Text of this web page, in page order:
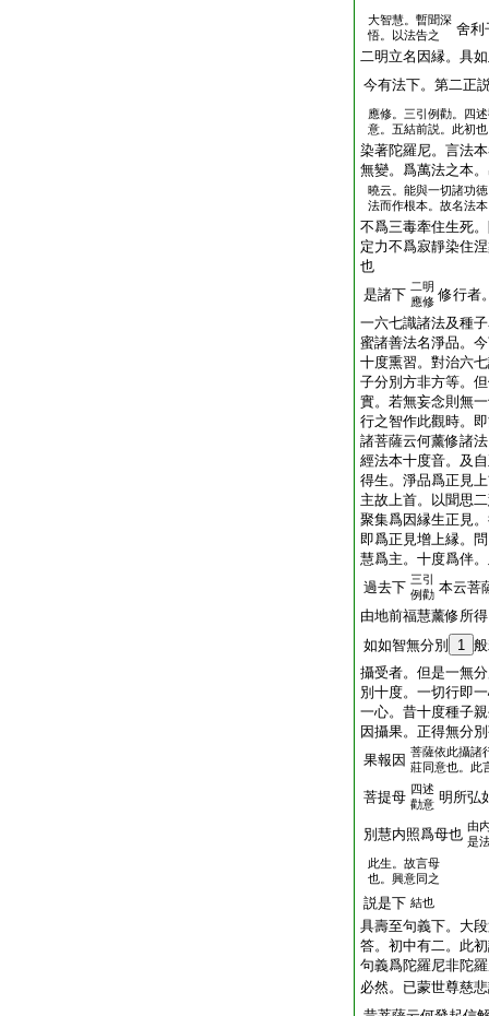
大智慧。暫聞深
悟。以法告之
舍利
二明立名因縁。具
今有法下。第二正
應修。三引例勸。四
意。五結前説。此初也
染著陀羅尼。言法
無變。爲萬法之本
曉云。能與一切諸功徳
法而作根本。故名法本
不爲三毒牽住生死
定力不爲寂靜染住
也
是諸下 二明
應修 修行者
一六七識諸法及種
蜜諸善法名淨品。
十度熏習。對治六
子分別方非方等。
實。若無妄念則無
行之智作此觀時。
諸菩薩云何薰修諸
經法本十度音。及
得生。淨品爲正見
主故上首。以聞思
聚集爲因縁生正見
即爲正見增上縁。
慧爲主。十度爲伴
過去下 三引
例勸 本云菩
由地前福慧薰修所
如如智無分別
1
攝受者。但是一無
別十度。一切行即
一心。昔十度種子
因攝果。正得無分
果報因 菩薩依此攝諸
莊同意也。此
菩提母 四述
勸意 明所弘
別慧内照爲母也 由
是
此生。故言母
也。興意同之
説是下 結也
具壽至句義下。大
答。初中有二。此
句義爲陀羅尼非陀
必然。已蒙世尊慈